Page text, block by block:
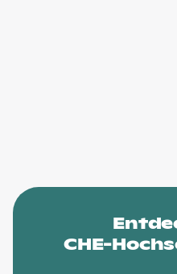
CHE-